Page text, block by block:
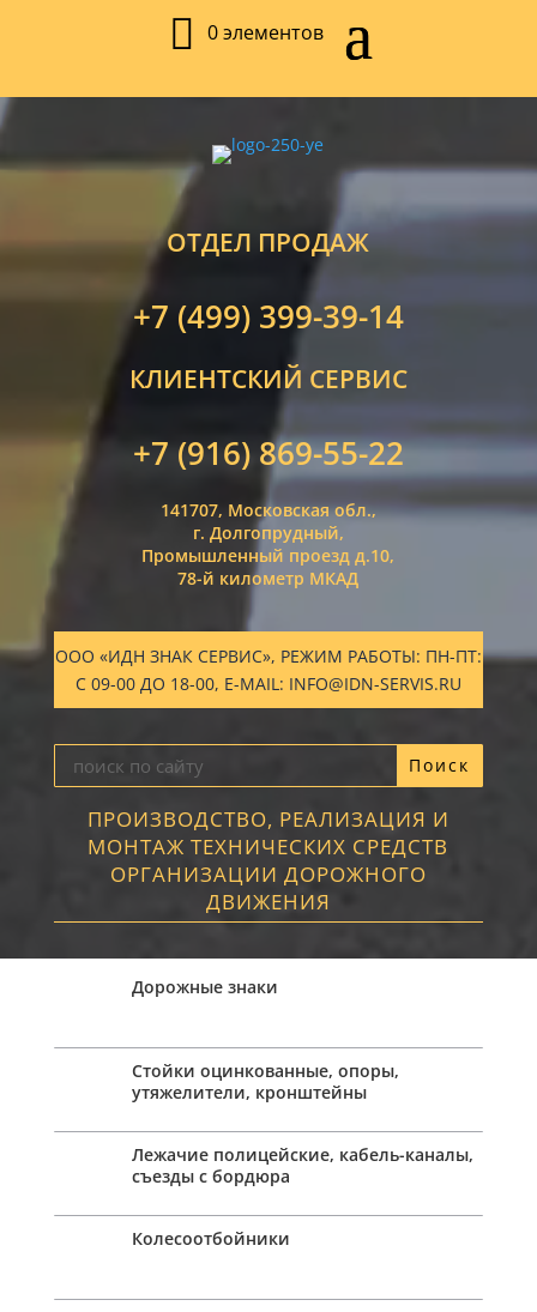
0 элементов
ОТДЕЛ ПРОДАЖ
+7 (499) 399-39-14
КЛИЕНТСКИЙ СЕРВИС
+7 (916) 869-55-22
141707, Московская обл.,
г. Долгопрудный,
Промышленный проезд д.10,
78-й километр МКАД
ООО «ИДН ЗНАК СЕРВИС», РЕЖИМ РАБОТЫ: ПН-ПТ:
С 09-00 ДО 18-00, E-MAIL: INFO@IDN-SERVIS.RU
ПРОИЗВОДСТВО, РЕАЛИЗАЦИЯ И
МОНТАЖ ТЕХНИЧЕСКИХ СРЕДСТВ
ОРГАНИЗАЦИИ ДОРОЖНОГО
ДВИЖЕНИЯ
Дорожные знаки
Стойки оцинкованные, опоры,
утяжелители, кронштейны
Лежачие полицейские, кабель-каналы,
съезды с бордюра
Колесоотбойники